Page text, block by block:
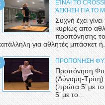
ΕΊΝΑΙ ΤΟ
ΆΣΚΗΣΗ ΓΙΑ ΤΟ
Συχνή έχει
κυρίως απο
προπόνησης
για αθλητές μπάσκετ ή...
ΠΡΟΠΌΝΗΣΗ
Προπόνηση
(Δύναμη-Τρίτη)
(πρώτα 5’ με το
5’ με το...